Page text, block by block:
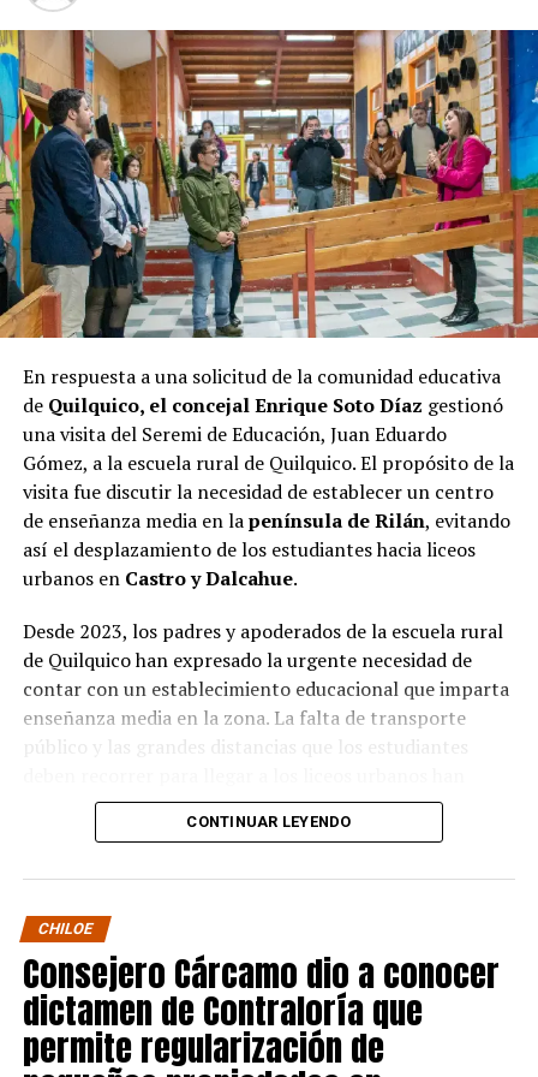
al frente del municipio parece haberle asegurado un
respaldo considerable entre los votantes, lo que se
refleja en la encuesta.
Las elecciones de octubre serán decisivas para Castro, y
los próximos días serán cruciales para todos los
candidatos en la recta final hacia las urnas.
En respuesta a una solicitud de la comunidad educativa
de Quilquico, el concejal Enrique Soto Díaz gestionó
una visita del Seremi de Educación, Juan Eduardo
Gómez, a la escuela rural de Quilquico. El propósito de la
visita fue discutir la necesidad de establecer un centro
de enseñanza media en lapenínsula de Rilán, evitando
así el desplazamiento de los estudiantes hacia liceos
urbanos en Castro y Dalcahue.
Desde 2023, los padres y apoderados de la escuela rural
de Quilquico han expresado la urgente necesidad de
contar con un establecimiento educacional que imparta
enseñanza media en la zona. La falta de transporte
público y las grandes distancias que los estudiantes
generado preocupaciones sobre el desapego familiar y el
aumento de la deserción escolar.
Durante la visita, el Seremi de Educación pudo conocer
de primera mano el proyecto educativo de la escuela, el
cual tiene una fuerte orientación cultural, ambiental e
indígena. Los padres y apoderados presentaron sus
argumentos sobre la necesidad de avanzar en la
creación de un centro de enseñanza media en la
península de Rilán.
CONTINUAR LEYENDO
CHILOE
Consejero Cárcamo dio a conocer
dictamen de Contraloría que
permite regularización de